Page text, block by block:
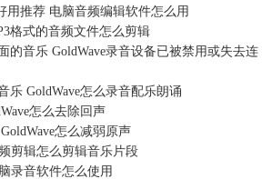
用推荐 电脑音频编辑软件怎么用
格式的音频文件怎么剪辑
的音乐 GoldWave录音设备已被禁用或失去连
乐 GoldWave怎么录音配乐朗诵
怎么去除回声
怎么减弱原声
剪辑怎么剪辑音乐片段
录音软件怎么使用